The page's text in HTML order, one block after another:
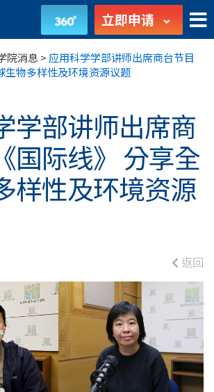
立即申请
院消息 > 应用科学学部讲师出席商台节目
生物多样性及环境资源议题
学部讲师出席商
国际线》 分享全
样性及环境资源
返回